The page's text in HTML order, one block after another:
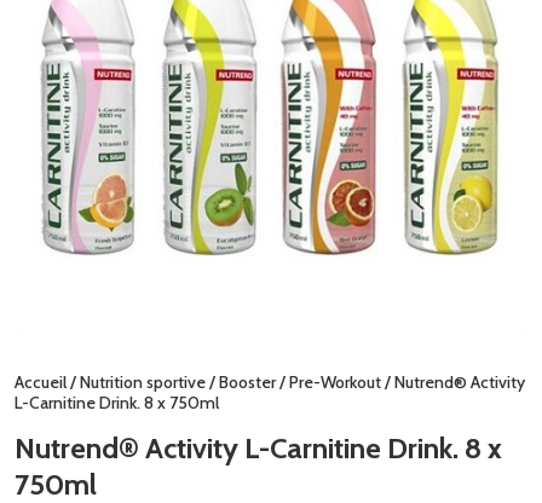
Accueil/Nutrition sportive/Booster/Pre-Workout/ Nutrend® Activity
L-Carnitine Drink. 8 x 750ml
Nutrend® Activity L-Carnitine Drink. 8 x
750ml